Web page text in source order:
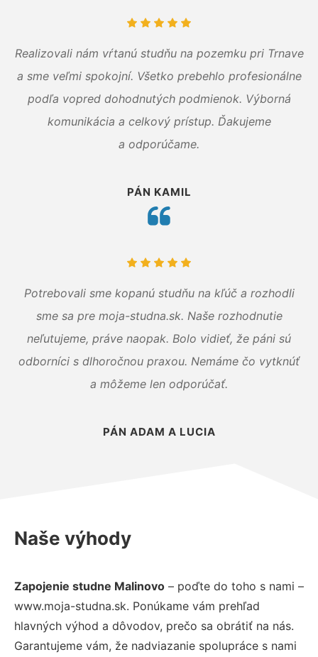
Realizovali nám vŕtanú studňu na pozemku pri Trnave
a sme veľmi spokojní. Všetko prebehlo profesionálne
podľa vopred dohodnutých podmienok. Výborná
komunikácia a celkový prístup. Ďakujeme
a odporúčame.
PÁN KAMIL
Potrebovali sme kopanú studňu na kľúč a rozhodli
sme sa pre moja-studna.sk. Naše rozhodnutie
neľutujeme, práve naopak. Bolo vidieť, že páni sú
odborníci s dlhoročnou praxou. Nemáme čo vytknúť
a môžeme len odporúčať.
PÁN ADAM A LUCIA
Naše výhody
Zapojenie studne Malinovo – poďte do toho s nami –
www.moja-studna.sk. Ponúkame vám prehľad
hlavných výhod a dôvodov, prečo sa obrátiť na nás.
Garantujeme vám, že nadviazanie spolupráce s nami